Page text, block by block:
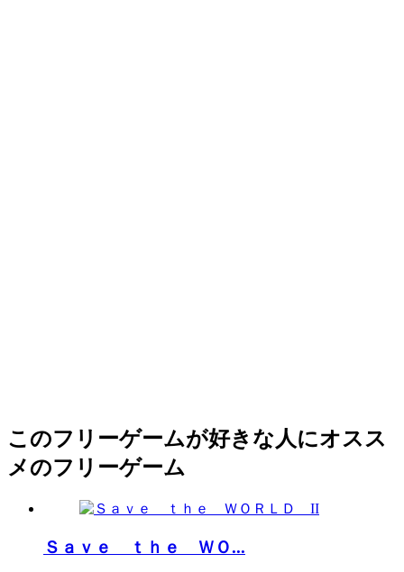
このフリーゲームが好きな人にオスス
メのフリーゲーム
Ｓａｖｅ ｔｈｅ ＷＯ...